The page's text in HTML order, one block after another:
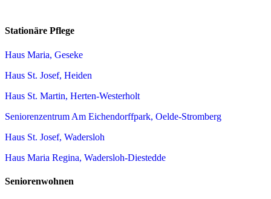
Stationäre Pflege
Haus Maria, Geseke
Haus St. Josef, Heiden
Haus St. Martin, Herten-Westerholt
Seniorenzentrum Am Eichendorffpark, Oelde-Stromberg
Haus St. Josef, Wadersloh
Haus Maria Regina, Wadersloh-Diestedde
Seniorenwohnen